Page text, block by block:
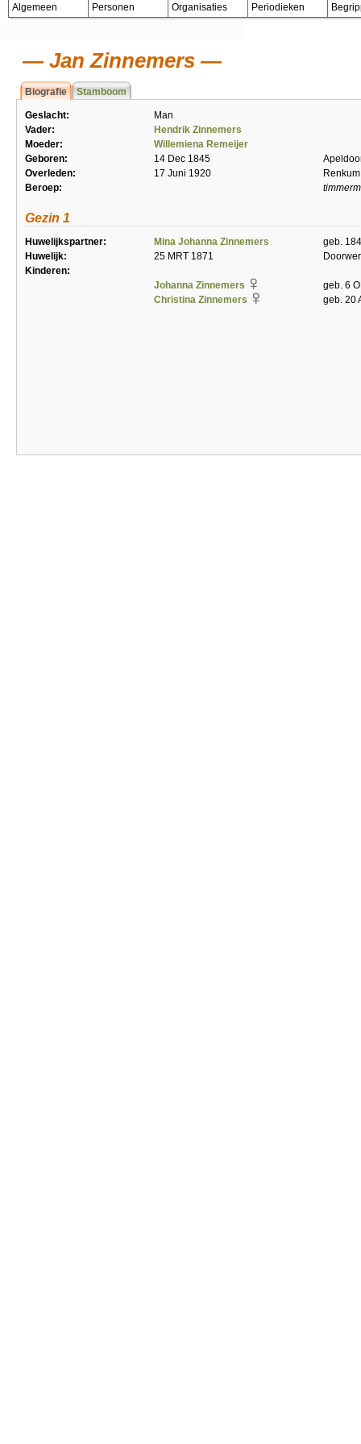
Algemeen Personen Organisaties Periodieken
Jan Zinnemers
Biografie Stamboom
Geslacht:
Man
Vader:
Hendrik Zinnemers
Moeder:
Willemiena Remeijer
Geboren:
14 Dec 1845
Overleden:
17 Juni 1920
Renkum
Beroep:
Gezin 1
Huwelijkspartner: Mina Johanna Zinnemers
geb.
Huwelijk:
25 MRT 1871
Kinderen:
Johanna Zinnemers
geb. 6
Christina Zinnemers
geb. 20